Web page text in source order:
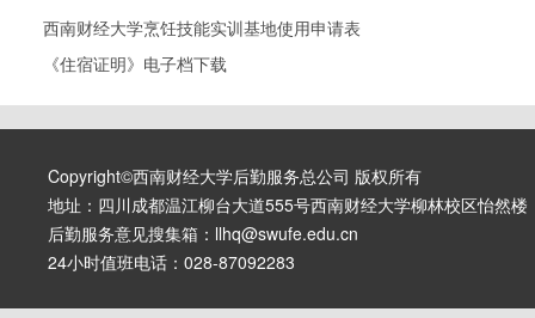
西南财经大学烹饪技能实训基地使用申请表
《住宿证明》电子档下载
Copyright©西南财经大学后勤服务总公司 版权所有
地址：四川成都温江柳台大道555号西南财经大学柳林校区怡然楼
后勤服务意见搜集箱：llhq@swufe.edu.cn
24小时值班电话：028-87092283